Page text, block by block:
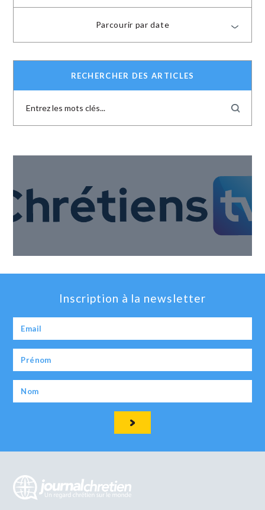
Parcourir par date
RECHERCHER DES ARTICLES
Inscription à la newsletter